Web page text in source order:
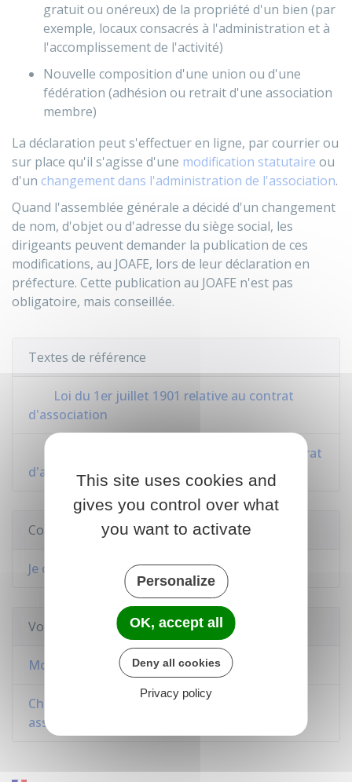
gratuit ou onéreux) de la propriété d'un bien (par
exemple, locaux consacrés à l'administration et à
l'accomplissement de l'activité)
Nouvelle composition d'une union ou d'une
fédération (adhésion ou retrait d'une association
membre)
La déclaration peut s'effectuer en ligne, par courrier ou
sur place qu'il s'agisse d'une modification statutaire ou
d'un changement dans l'administration de l'association.
Quand l'assemblée générale a décidé d'un changement
de nom, d'objet ou d'adresse du siège social, les
dirigeants peuvent demander la publication de ces
modifications, au JOAFE, lors de leur déclaration en
préfecture. Cette publication au JOAFE n'est pas
obligatoire, mais conseillée.
Textes de référence
Loi du 1er juillet 1901 relative au contrat
d'association
Décret du 16 août 1901 pris relatif au contrat
d'association
Comment faire si...
Je crée une association
Voir aussi
Modification des statuts d'une association
Changements dans l'administration d'une
association
This site uses cookies and
gives you control over what
you want to activate
Personalize
OK, accept all
Deny all cookies
Privacy policy